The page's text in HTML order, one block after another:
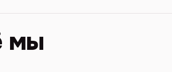
мы